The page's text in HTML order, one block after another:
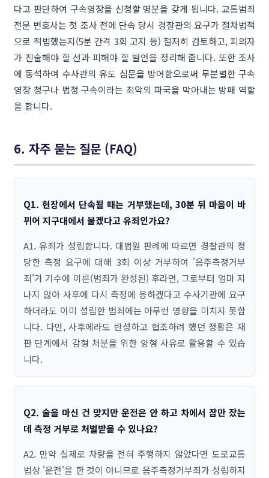
다고 판단하여 구속영장을 신청할 명분을 갖게 됩니다. 교통범죄
전문 변호사는 첫 조사 전에 단속 당시 경찰관의 요구가 절차법적
으로 적법했는지(5분 간격 3회 고지 등) 철저히 검토하고, 피의자
가 진술해야 할 선과 피해야 할 발언을 정리해 줍니다. 또한 조사
에 동석하여 수사관의 유도 심문을 방어함으로써 무분별한 구속
영장 청구나 법정 구속이라는 최악의 파국을 막아내는 방패 역할
을 합니다.
6. 자주 묻는 질문 (FAQ)
Q1. 현장에서 단속될 때는 거부했는데, 30분 뒤 마음이 바
뀌어 지구대에서 불겠다고 유죄인가요?
A1. 유죄가 성립합니다. 대법원 판례에 따르면 경찰관의 정
당한 측정 요구에 대해 3회 이상 거부하여 '음주측정거부
죄'가 기수에 이른(범죄가 완성된) 후라면, 그로부터 얼마 지
나지 않아 사후에 다시 측정에 응하겠다고 수사기관에 요구
하더라도 이미 성립한 범죄에는 아무런 영향을 미치지 못합
니다. 다만, 사후에라도 반성하고 협조하려 했던 정황은 재
판 단계에서 감형 처분을 위한 양형 사유로 활용할 수 있습
니다.
Q2. 술을 마신 건 맞지만 운전은 안 하고 차에서 잠만 잤는
데 측정 거부로 처벌받을 수 있나요?
A2. 만약 실제로 차량을 전혀 주행하지 않았다면 도로교통
법상 '운전'을 한 것이 아니므로 음주측정거부죄가 성립하지